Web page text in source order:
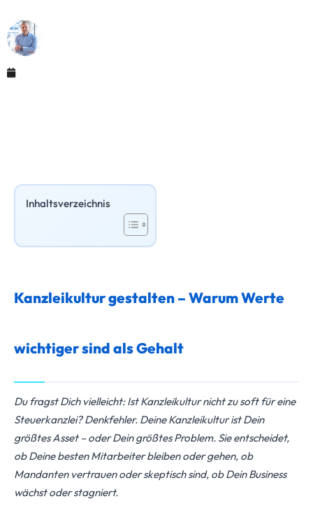
Inhaltsverzeichnis
Kanzleikultur gestalten – Warum Werte
wichtiger sind als Gehalt
Du fragst Dich vielleicht: Ist Kanzleikultur nicht zu soft für eine
Steuerkanzlei? Denkfehler. Deine Kanzleikultur ist Dein
größtes Asset – oder Dein größtes Problem. Sie entscheidet,
ob Deine besten Mitarbeiter bleiben oder gehen, ob
Mandanten vertrauen oder skeptisch sind, ob Dein Business
wächst oder stagniert.